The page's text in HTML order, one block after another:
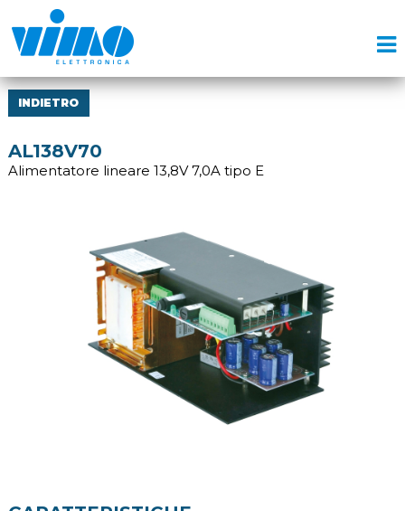
INDIETRO
AL138V70
Alimentatore lineare 13,8V 7,0A tipo E